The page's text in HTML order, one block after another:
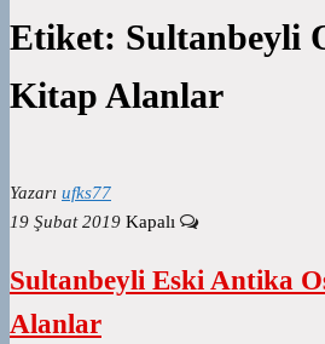
Etiket: Sultanbeyli
Kitap Alanlar
Yazarı ufks77
19 Şubat 2019 Kapalı
Sultanbeyli Eski Antika
Alanlar